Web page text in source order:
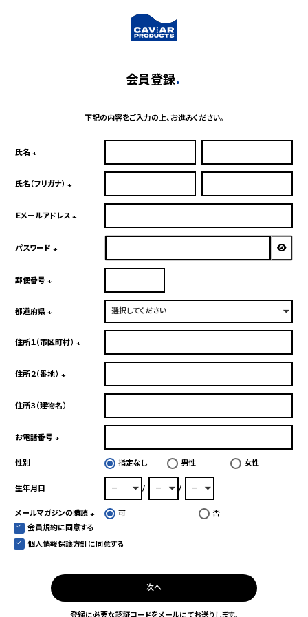
会員登録
下記の内容をご入力の上、お進みください。
氏名
須)
氏名（フリガナ）
須)
Ｅメールアドレス
パスワード
郵便番号
須)
都道府県
須)
住所１（市区町村）
住所２（番地）
須)
住所３（建物名）
お電話番号
性別 指定なし 男性 女性
生年月日
メールマガジンの購読
(必
須)
可
否
会員規約に同意する
個人情報保護方針に同意する
次へ